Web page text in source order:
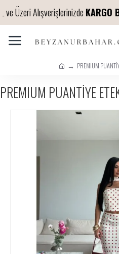
Üzeri AlışverişlerinizdeKARGO
PREMIUM
PREMIUM PUANTİYE